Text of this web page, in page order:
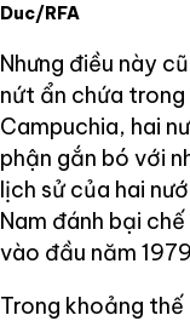
Duc/RFA
Nhưng điều này
nứt ẩn chứa trong
Campuchia, hai
phận gắn bó với
lịch sử của hai
Nam đánh bại
vào đầu năm
Trong khoảng